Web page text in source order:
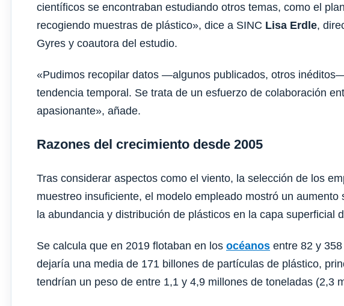
científicos se encontraban estudiando otros temas, como el
recogiendo muestras de plástico», dice a SINC Lisa Erdle,
Gyres y coautora del estudio.
«Pudimos recopilar datos —algunos publicados, otros
tendencia temporal. Se trata de un esfuerzo de colaboración
apasionante», añade.
Razones del crecimiento desde 2005
Tras considerar aspectos como el viento, la selección de los
muestreo insuficiente, el modelo empleado mostró un
la abundancia y distribución de plásticos en la capa superficial
Se calcula que en 2019 flotaban en los océanos entre 82 y
dejaría una media de 171 billones de partículas de plástico,
tendrían un peso de entre 1,1 y 4,9 millones de toneladas (2,3